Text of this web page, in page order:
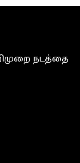
நடத்தை